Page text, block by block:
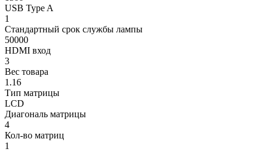
USB Type A
1
Стандартный срок службы лампы
50000
HDMI вход
3
Вес товара
1.16
Тип матрицы
LCD
Диагональ матрицы
4
Кол-во матриц
1